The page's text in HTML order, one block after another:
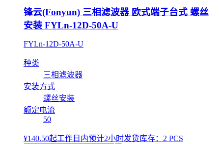
锋云(Fonyun) 三相滤波器 欧式端子台式 螺丝
安装 FYLn-12D-50A-U
FYLn-12D-50A-U
种类
三相滤波器
安装方式
螺丝安装
额定电流
50
¥140.50起工作日内预计2小时发货库存：2 PCS